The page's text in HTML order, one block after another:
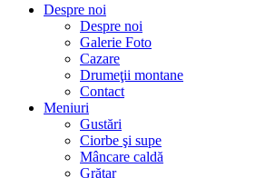
Despre noi
Despre noi
Galerie Foto
Cazare
Drumeţii montane
Contact
Meniuri
Gustări
Ciorbe şi supe
Mâncare caldă
Grătar